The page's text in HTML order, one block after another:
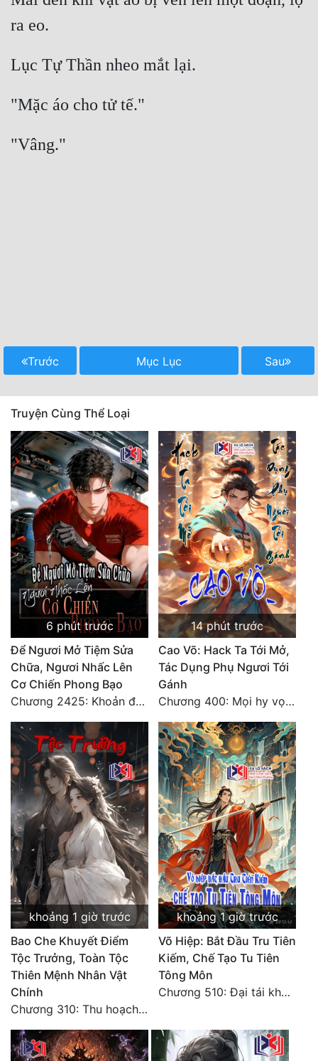
Trước Mục Lục Sau
Truyện Cùng Thể Loại
6 phút trước
Để Ngươi Mở Tiệm Sửa
Chữa, Ngươi Nhấc Lên
Cơ Chiến Phong Bạo
Chương 2425: Khoản đầu tư của Tượng Chủ!! Nỗi nghi hoặc của Tô Bạch!
14 phút trước
Cao Võ: Hack Ta Tới Mở,
Tác Dụng Phụ Ngươi Tới
Gánh
Chương 400: Mọi hy vọng đặt trên Tô Mặc!
khoảng 1 giờ trước
Bao Che Khuyết Điểm
Tộc Trưởng, Toàn Tộc
Thiên Mệnh Nhân Vật
Chính
Chương 310: Thu hoạch ngoài ý muốn, ưu thế tuyệt đối.
khoảng 1 giờ trước
Võ Hiệp: Bắt Đầu Tru Tiên
Kiếm, Chế Tạo Tu Tiên
Tông Môn
Chương 510: Đại tái khai màn, quyết đấu khốc liệt